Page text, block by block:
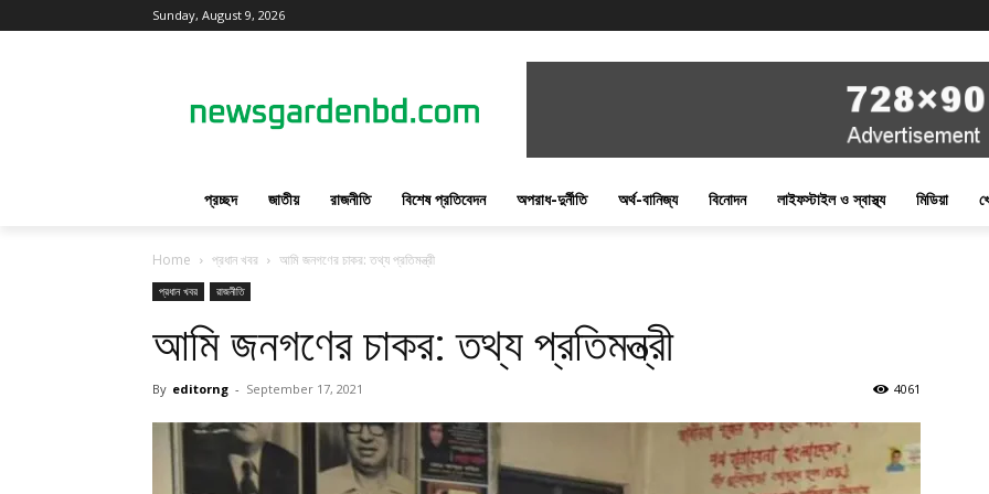
Sunday, August 9, 2026
প্রচ্ছদ জাতীয় রাজনীতি বিশেষ প্রতিবেদন অপরাধ-দুর্নীতি অর্থ-বানিজ্য বিনোদন লাইফস্টাইল ও স্বাস্থ্য মিডিয়া
Home প্রধান খবর আমি জনগণের চাকর: তথ্য প্রতিমন্ত্রী
প্রধান খবর রাজনীতি
আমি জনগণের চাকর: তথ্য প্রতিমন্ত্রী
By editorng - September 17, 2021 4061